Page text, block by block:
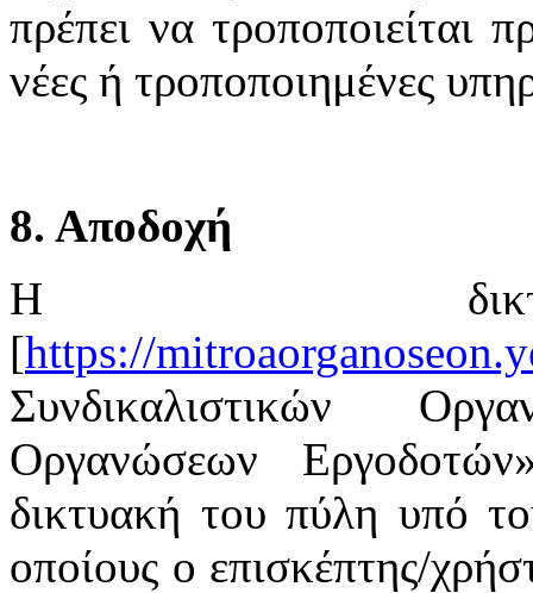
πρέπει να τροποποιείται
νέες ή τροποποιημένες
8. Αποδοχή
Η
[https://
Συνδικαλιστικών
Οργανώσεων
δικτυακή του πύλη υπό
οποίους ο επισκέπτης/